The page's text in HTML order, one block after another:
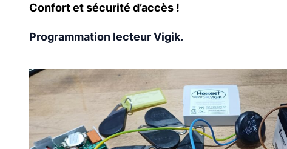
Confort et sécurité d’accès !
Programmation lecteur Vigik.